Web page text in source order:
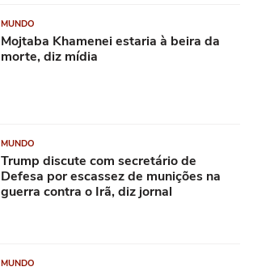
MUNDO
Mojtaba Khamenei estaria à beira da
morte, diz mídia
MUNDO
Trump discute com secretário de
Defesa por escassez de munições na
guerra contra o Irã, diz jornal
MUNDO